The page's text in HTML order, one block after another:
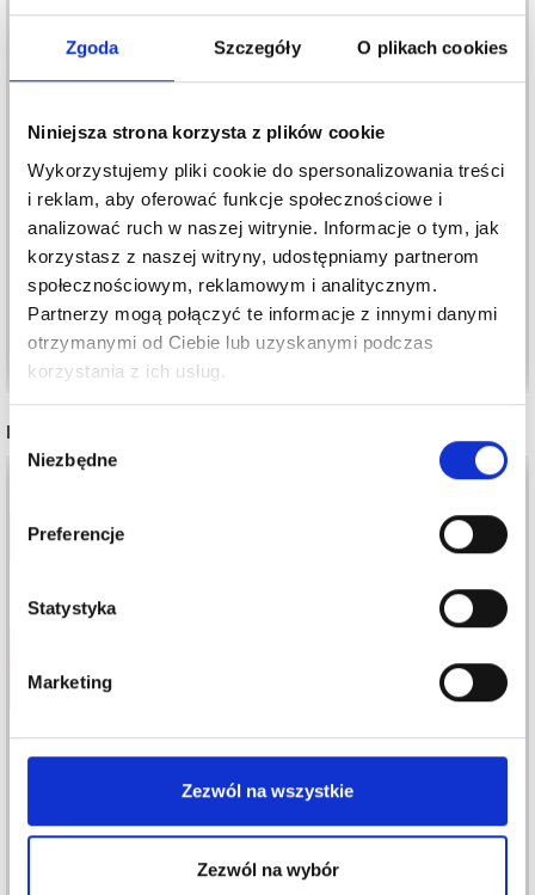
Zgoda Szczegóły O plikach cookies
Niniejsza strona korzysta z plików cookie
Wykorzystujemy pliki cookie do spersonalizowania treści
i reklam, aby oferować funkcje społecznościowe i
analizować ruch w naszej witrynie. Informacje o tym, jak
korzystasz z naszej witryny, udostępniamy partnerom
społecznościowym, reklamowym i analitycznym.
Partnerzy mogą połączyć te informacje z innymi danymi
otrzymanymi od Ciebie lub uzyskanymi podczas
korzystania z ich usług.
Wybór
zgody
Niezbędne
Preferencje
Statystyka
Marketing
Zezwól na wszystkie
Zezwól na wybór
FABER-CASTELL,
MARKERY GRIP 20 SZT.
62,50 zł
Dodaj do koszyka
FLAMASTRY FABER-
CASTELL GRIP, 10
SZTUK
21,90 zł
Dodaj do koszyka
INNI TEŻ WIDZIELI
MUST-HAVE 8/4
8,80 zł10,99 zł
12/08/2026
DROPS BABY MERINO
Cena od15,30 zł